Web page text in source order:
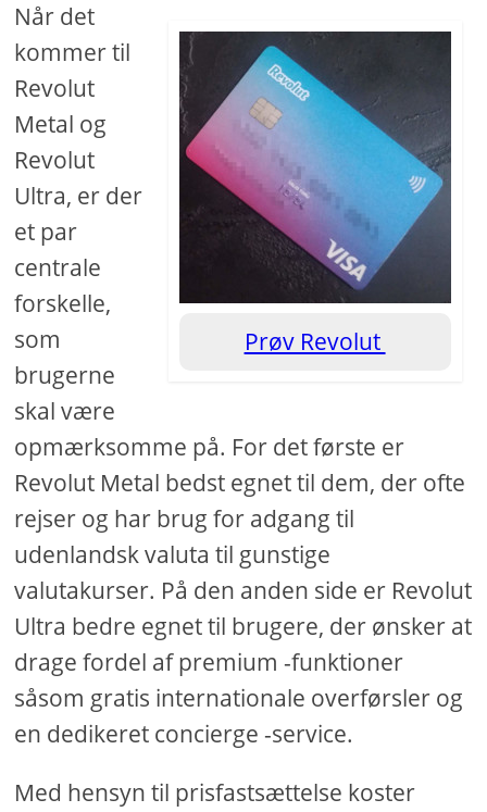
Prøv Revolut
Når det
kommer til
Revolut
Metal og
Revolut
Ultra, er der
et par
centrale
forskelle,
som
brugerne
skal være
opmærksomme på. For det første er
Revolut Metal bedst egnet til dem, der ofte
rejser og har brug for adgang til
udenlandsk valuta til gunstige
valutakurser. På den anden side er Revolut
Ultra bedre egnet til brugere, der ønsker at
drage fordel af premium -funktioner
såsom gratis internationale overførsler og
en dedikeret concierge -service.
Med hensyn til prisfastsættelse koster